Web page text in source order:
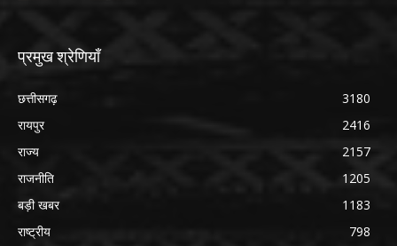
प्रमुख श्रेणियाँ
छत्तीसगढ़
3180
रायपुर
2416
राज्य
2157
राजनीति
1205
बड़ी खबर
1183
राष्ट्रीय
798